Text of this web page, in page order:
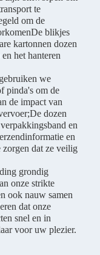
te
om de
blikjes
kartonnen dozen
het hanteren
we
pinda's om de
de impact van
dozen
en
en
dat ze veilig
grondig
onze strikte
ook nauw samen
dat onze
snel en in
voor uw plezier.